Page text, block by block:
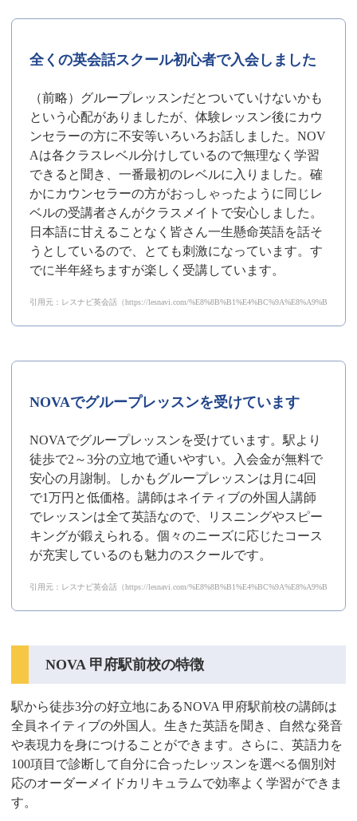
全くの英会話スクール初心者で入会しました
（前略）グループレッスンだとついていけないかも
という心配がありましたが、体験レッスン後にカウ
ンセラーの方に不安等いろいろお話しました。NOV
Aは各クラスレベル分けしているので無理なく学習
できると聞き、一番最初のレベルに入りました。確
かにカウンセラーの方がおっしゃったように同じレ
ベルの受講者さんがクラスメイトで安心しました。
日本語に甘えることなく皆さん一生懸命英語を話そ
うとしているので、とても刺激になっています。す
でに半年経ちますが楽しく受講しています。
引用元：レスナビ英会話（https://lesnavi.com/%E8%8B%B1%E4%BC%9A%E8%A9%B1/111/
NOVAでグループレッスンを受けています
NOVAでグループレッスンを受けています。駅より
徒歩で2～3分の立地で通いやすい。入会金が無料で
安心の月謝制。しかもグループレッスンは月に4回
で1万円と低価格。講師はネイティブの外国人講師
でレッスンは全て英語なので、リスニングやスピー
キングが鍛えられる。個々のニーズに応じたコース
が充実しているのも魅力のスクールです。
引用元：レスナビ英会話（https://lesnavi.com/%E8%8B%B1%E4%BC%9A%E8%A9%B1/111/
NOVA 甲府駅前校の特徴
駅から徒歩3分の好立地にあるNOVA 甲府駅前校の講師は
全員ネイティブの外国人。生きた英語を聞き、自然な発音
や表現力を身につけることができます。さらに、英語力を
100項目で診断して自分に合ったレッスンを選べる個別対
応のオーダーメイドカリキュラムで効率よく学習ができま
す。